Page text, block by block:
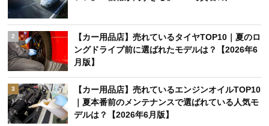
2
【カー用品店】売れているタイヤTOP10｜夏のロ
ングドライブ前に選ばれたモデルは？【2026年6
月版】
3
【カー用品店】売れているエンジンオイルTOP10
｜夏本番前のメンテナンスで選ばれている人気モ
デルは？【2026年6月版】